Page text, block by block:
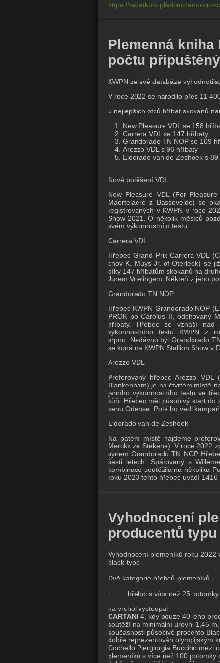
https://swiatkoni.pl/wiceczempion-
Plemenná
počtu
KWPN ze své databáze
V roce 2022 se narodilo přes 11
5 nejlepších otců hříbat skokanů
New Pleasure VDL se 158
Carrera VDL se 147 hříbaty
Grandorado TN NOP se 109
Arezzo VDL s 96 hříbaty
Eldorado van de Zeshoek s
Nové potěšení VDL
New Pleasure VDL (For
Maertelaere z Bassevelde) se
registrovaných v KWPN v roce
Show 2021.O několik měsíců
svém výkonnostním testu.
Carrera VDL
Hřebec Grand Prix Carrera VDL
chov K. Muys Jr. of Oterleek) se
díky 147 hříbatům skokanů na
Jurem Vrielingem. Někteří z jeho
Grandorado TN NOP
Hřebec KWPN Grandorado NOP
PROK po Carolus II, odchovaný
hříbaty. Hřebec se vznáší nad
výkonnostního testu KWPN z
srpnu. Nedávno byl Grandorado
se koná na KWPN Stallion Show v
Arezzo VDL
Preferovaný hřebec Arezzo
Blankenham) je na čtvrtém místě
jarního výkonnostního testu ve
kůň. Hřebec měl působivý start do
cenu Odense. Poté ho vedl
Eldorado van de Zeshoek
Na pátém místě najdeme
Merckx ze Stekene). V roce 2022
synem Grandorado TN NOP
šesti letech. Spárovaný s
kombinace soutěžila na několika
roku 2023 tento hřebec uvádí
Vyhodnocení
producentů
Vyhodnocení plemeníků roku
black-type -
Dvě kategorie hřebců-plemeníků -
1. hřebci s více než 25 potomky
na vrchol vystoupal
CARTANI 4, kdy pouze 40 jeho
soutěží na minimální úrovni 1,45
současnosti působivé procento
dobře reprezentován olympijským
Cochello Piergiorgia Bucciho mezi
plemeníků s více než 100 potomky